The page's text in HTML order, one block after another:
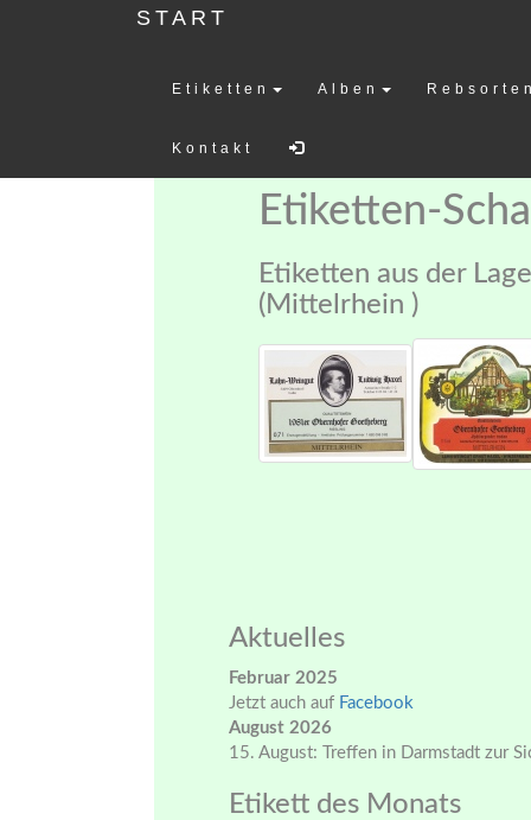
START
Etiketten Alben
Kontakt
Etiketten-
Etiketten aus der
(Mittelrhein )
Aktuelles
Februar 2025
Jetzt auch auf Facebook
August 2026
15. August: Treffen in Darmstadt zur
Etikett des Monats